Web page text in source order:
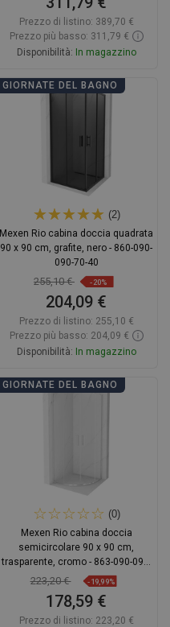
Prezzo di listino: 389,70 €
Prezzo più basso: 311,79 €
Disponibilità: In magazzino
Aggiungi al carrello
GIORNATE DEL BAGNO
(2)
Mexen Rio cabina doccia quadrata
90 x 90 cm, grafite, nero - 860-090-
090-70-40
255,10 € -20%
204,09 €
Prezzo di listino: 255,10 €
Prezzo più basso: 204,09 €
Disponibilità: In magazzino
Aggiungi al carrello
GIORNATE DEL BAGNO
(0)
Mexen Rio cabina doccia
semicircolare 90 x 90 cm,
trasparente, cromo - 863-090-090-
01-00
223,20 € -19,99%
178,59 €
Prezzo di listino: 223,20 €